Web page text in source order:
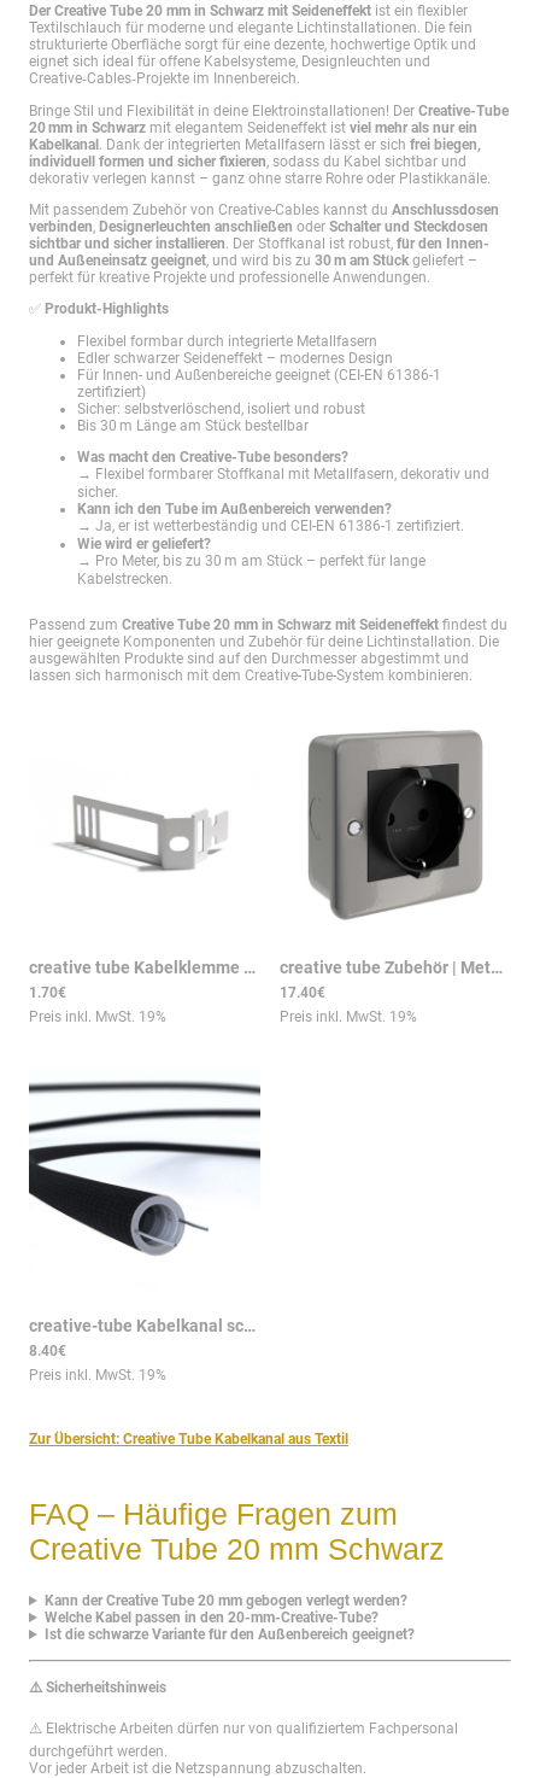
Der Creative Tube 20 mm in Schwarz mit Seideneffekt ist ein flexibler
Textilschlauch für moderne und elegante Lichtinstallationen. Die fein
strukturierte Oberfläche sorgt für eine dezente, hochwertige Optik und
eignet sich ideal für offene Kabelsysteme, Designleuchten und
Creative‑Cables‑Projekte im Innenbereich.
Bringe Stil und Flexibilität in deine Elektroinstallationen! Der Creative-Tube
20 mm in Schwarz mit elegantem Seideneffekt ist viel mehr als nur ein
Kabelkanal. Dank der integrierten Metallfasern lässt er sich frei biegen,
individuell formen und sicher fixieren, sodass du Kabel sichtbar und
dekorativ verlegen kannst – ganz ohne starre Rohre oder Plastikkanäle.
Mit passendem Zubehör von Creative-Cables kannst du Anschlussdosen
verbinden, Designerleuchten anschließen oder Schalter und Steckdosen
sichtbar und sicher installieren. Der Stoffkanal ist robust, für den Innen-
und Außeneinsatz geeignet, und wird bis zu 30 m am Stück geliefert –
perfekt für kreative Projekte und professionelle Anwendungen.
✅ Produkt-Highlights
Flexibel formbar durch integrierte Metallfasern
Edler schwarzer Seideneffekt – modernes Design
Für Innen- und Außenbereiche geeignet (CEI-EN 61386-1
zertifiziert)
Sicher: selbstverlöschend, isoliert und robust
Bis 30 m Länge am Stück bestellbar
Was macht den Creative-Tube besonders?
→ Flexibel formbarer Stoffkanal mit Metallfasern, dekorativ und
sicher.
Kann ich den Tube im Außenbereich verwenden?
→ Ja, er ist wetterbeständig und CEI-EN 61386-1 zertifiziert.
Wie wird er geliefert?
→ Pro Meter, bis zu 30 m am Stück – perfekt für lange
Kabelstrecken.
Passend zum Creative Tube 20 mm in Schwarz mit Seideneffekt findest du
hier geeignete Komponenten und Zubehör für deine Lichtinstallation. Die
ausgewählten Produkte sind auf den Durchmesser abgestimmt und
lassen sich harmonisch mit dem Creative-Tube-System kombinieren.
creative tube Kabelklemme CTCLIPBI – Verstellbar, Weiß, Stahl
1.70€
Preis inkl. MwSt. 19%
creative tube Zubehör | Metalldose mit Schuko-Steckdose
17.40€
Preis inkl. MwSt. 19%
creative-tube Kabelkanal schwarz 20mm textilummantelt Seideneffekt
8.40€
Preis inkl. MwSt. 19%
Zur Übersicht: Creative Tube Kabelkanal aus Textil
FAQ – Häufige Fragen zum
Creative Tube 20 mm Schwarz
Kann der Creative Tube 20 mm gebogen verlegt werden?
Welche Kabel passen in den 20-mm-Creative-Tube?
Ist die schwarze Variante für den Außenbereich geeignet?
⚠️ Sicherheitshinweis
⚠️ Elektrische Arbeiten dürfen nur von qualifiziertem Fachpersonal
durchgeführt werden.
Vor jeder Arbeit ist die Netzspannung abzuschalten.